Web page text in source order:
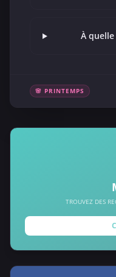
À
🌸 PRINTEMPS
TROUVEZ DES